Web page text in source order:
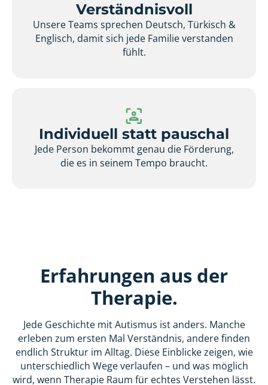
Verständnisvoll
Unsere Teams sprechen Deutsch, Türkisch &
Englisch, damit sich jede Familie verstanden
fühlt.
Individuell statt pauschal
Jede Person bekommt genau die Förderung,
die es in seinem Tempo braucht.
Erfahrungen aus der
Therapie.
Jede Geschichte mit Autismus ist anders. Manche
erleben zum ersten Mal Verständnis, andere finden
endlich Struktur im Alltag. Diese Einblicke zeigen, wie
unterschiedlich Wege verlaufen – und was möglich
wird, wenn Therapie Raum für echtes Verstehen lässt.